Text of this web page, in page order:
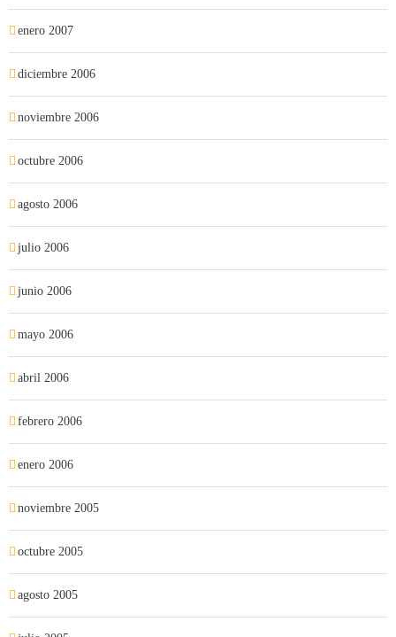
enero 2007
diciembre 2006
noviembre 2006
octubre 2006
agosto 2006
julio 2006
junio 2006
mayo 2006
abril 2006
febrero 2006
enero 2006
noviembre 2005
octubre 2005
agosto 2005